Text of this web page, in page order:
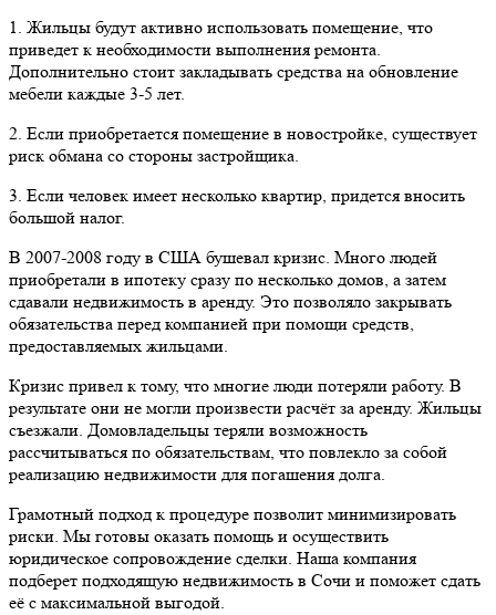
1. Жильцы будут активно использовать помещение, что
приведет к необходимости выполнения ремонта.
Дополнительно стоит закладывать средства на обновление
мебели каждые 3-5 лет.
2. Если приобретается помещение в новостройке, существует
риск обмана со стороны застройщика.
3. Если человек имеет несколько квартир, придется вносить
большой налог.
В 2007-2008 году в США бушевал кризис. Много людей
приобретали в ипотеку сразу по несколько домов, а затем
сдавали недвижимость в аренду. Это позволяло закрывать
обязательства перед компанией при помощи средств,
предоставляемых жильцами.
Кризис привел к тому, что многие люди потеряли работу. В
результате они не могли произвести расчёт за аренду. Жильцы
съезжали. Домовладельцы теряли возможность
рассчитываться по обязательствам, что повлекло за собой
реализацию недвижимости для погашения долга.
Грамотный подход к процедуре позволит минимизировать
риски. Мы готовы оказать помощь и осуществить
юридическое сопровождение сделки. Наша компания
подберет подходящую недвижимость в Сочи и поможет сдать
её с максимальной выгодой.